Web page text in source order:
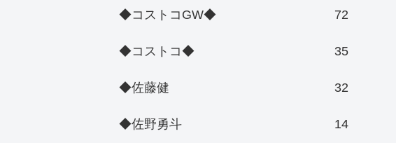
◆コストコGW◆ 72
◆コストコ◆ 35
◆佐藤健 32
◆佐野勇斗 14